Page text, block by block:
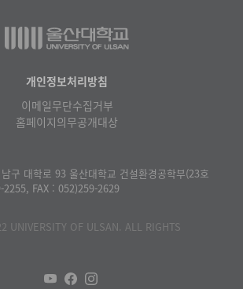
과
집물질물리인재교육연구단
인재양성센터
존연구소
육성사업(LINC3.0)사업단
랫폼
개인정보처리방침
이메일무단수집거부
홈페이지의무공개대상
구 대학로 93 울산대학교 건설환경공학부(23호
FAX : 052)259-2629
UNIVERSITY OF ULSAN. ALL RIGHTS